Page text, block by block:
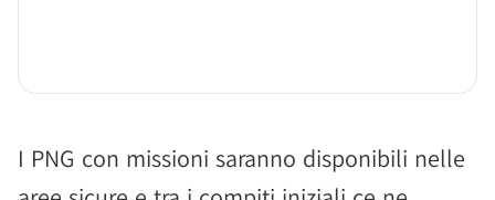
I PNG con missioni saranno disponibili nelle